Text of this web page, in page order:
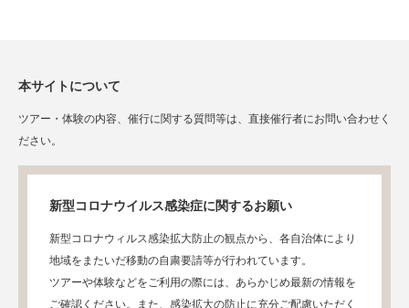
本サイトについて
ツアー・体験の内容、催行に関する質問等は、直接催行者にお問い合わせく
ださい。
新型コロナウイルス感染症に関するお願い
新型コロナウィルス感染拡大防止の観点から、各自治体により
地域をまたいだ移動の自粛要請等が行われています。
ツアーや体験などをご利用の際には、あらかじめ最新の情報を
ご確認ください。また、感染拡大の防止に充分ご配慮いただく